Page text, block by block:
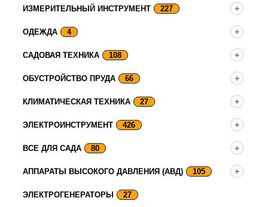
ИЗМЕРИТЕЛЬНЫЙ ИНСТРУМЕНТ 227
ОДЕЖДА 4
САДОВАЯ ТЕХНИКА 108
ОБУСТРОЙСТВО ПРУДА 66
КЛИМАТИЧЕСКАЯ ТЕХНИКА 27
ЭЛЕКТРОИНСТРУМЕНТ 426
ВСЕ ДЛЯ САДА 80
АППАРАТЫ ВЫСОКОГО ДАВЛЕНИЯ (АВД) 105
ЭЛЕКТРОГЕНЕРАТОРЫ 27